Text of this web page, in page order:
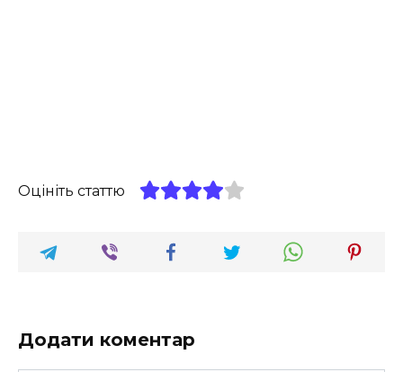
Оцініть статтю
Додати коментар